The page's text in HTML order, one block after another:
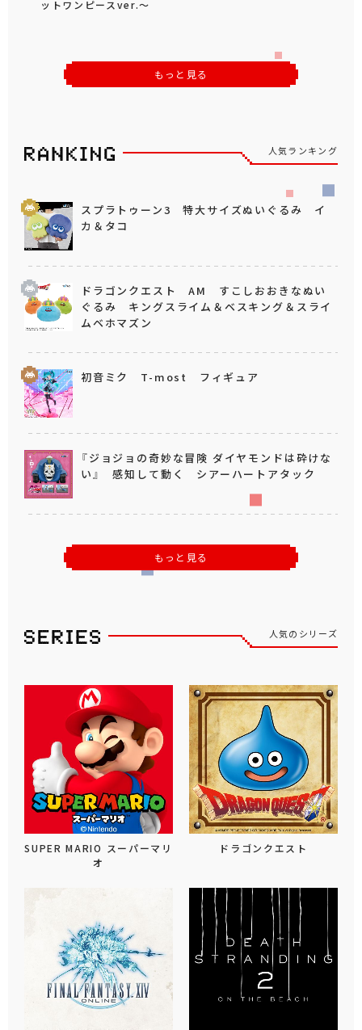
ットワンピースver.～
もっと見る
人気ランキング
スプラトゥーン3 特大サイズぬいぐるみ イ
カ＆タコ
ドラゴンクエスト AM すこしおおきなぬい
ぐるみ キングスライム＆ベスキング＆スライ
ムベホマズン
初音ミク T-most フィギュア
『ジョジョの奇妙な冒険 ダイヤモンドは砕けな
い』 感知して動く シアーハートアタック
もっと見る
人気のシリーズ
SUPER MARIO スーパーマリ
オ
ドラゴンクエスト